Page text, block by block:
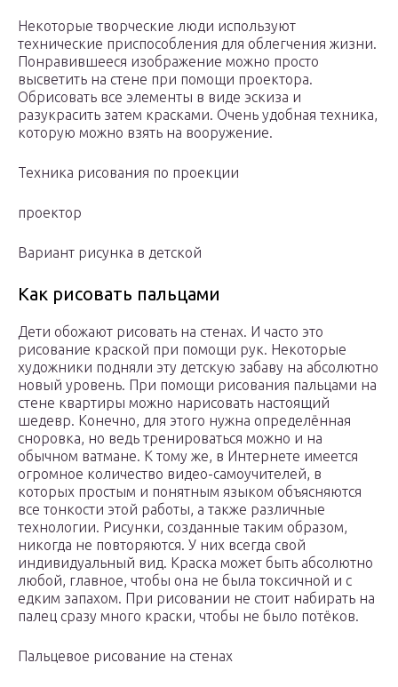
Некоторые творческие люди используют
технические приспособления для облегчения жизни.
Понравившееся изображение можно просто
высветить на стене при помощи проектора.
Обрисовать все элементы в виде эскиза и
разукрасить затем красками. Очень удобная техника,
которую можно взять на вооружение.
Техника рисования по проекции
проектор
Вариант рисунка в детской
Как рисовать пальцами
Дети обожают рисовать на стенах. И часто это
рисование краской при помощи рук. Некоторые
художники подняли эту детскую забаву на абсолютно
новый уровень. При помощи рисования пальцами на
стене квартиры можно нарисовать настоящий
шедевр. Конечно, для этого нужна определённая
сноровка, но ведь тренироваться можно и на
обычном ватмане. К тому же, в Интернете имеется
огромное количество видео-самоучителей, в
которых простым и понятным языком объясняются
все тонкости этой работы, а также различные
технологии. Рисунки, созданные таким образом,
никогда не повторяются. У них всегда свой
индивидуальный вид. Краска может быть абсолютно
любой, главное, чтобы она не была токсичной и с
едким запахом. При рисовании не стоит набирать на
палец сразу много краски, чтобы не было потёков.
Пальцевое рисование на стенах